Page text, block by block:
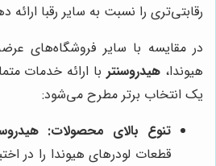
رقابتی‌تری را نسبت به سایر رقبا ارائه
در مقایسه با سایر فروشگاه‌های
هیوندا، هیدروسنتر با ارائه خدمات
یک انتخاب برتر مطرح می‌شود:
تنوع بالای محصولات:
قطعات لودرهای هیوندا را در